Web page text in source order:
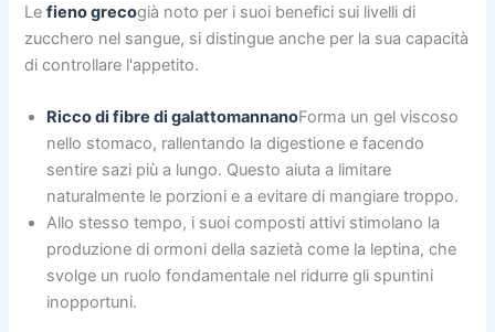
Lefieno grecogià noto per i suoi benefici sui livelli di
zucchero nel sangue, si distingue anche per la sua capacità
di controllare l'appetito.
Ricco di fibre di galattomannanoForma un gel viscoso
nello stomaco, rallentando la digestione e facendo
sentire sazi più a lungo. Questo aiuta a limitare
naturalmente le porzioni e a evitare di mangiare troppo.
Allo stesso tempo, i suoi composti attivi stimolano la
produzione di ormoni della sazietà come la leptina, che
svolge un ruolo fondamentale nel ridurre gli spuntini
inopportuni.